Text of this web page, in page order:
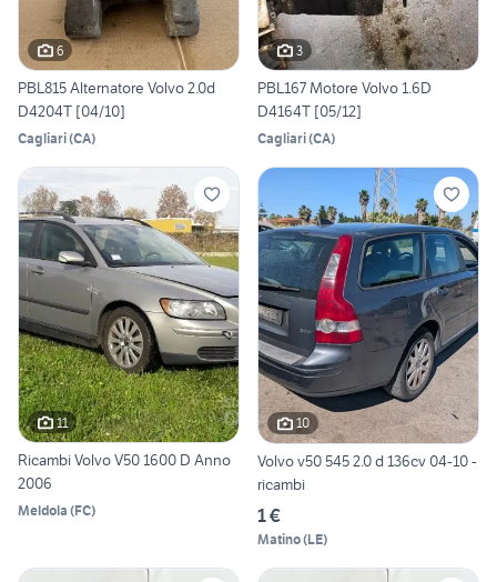
6
PBL815 Alternatore Volvo 2.0d
D4204T [04/10]
Cagliari(CA)
3
PBL167 Motore Volvo 1.6D
D4164T [05/12]
Cagliari(CA)
11
Ricambi Volvo V50 1600 D Anno
2006
Meldola (FC)
10
Volvo v50 545 2.0 d 136cv 04-10 -
ricambi
1 €
Matino(LE)